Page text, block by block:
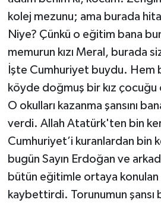
kolej mezunu; ama burada
Niye? Çünkü o eğitim bana
memurun kızı Meral, burada
İşte Cumhuriyet buydu. Hem
köyde doğmuş bir kız
O okulları kazanma şansını
verdi. Allah Atatürk'ten bin
Cumhuriyet’i kuranlardan bin
bugün Sayın Erdoğan ve
bütün eğitimle ortaya konulan
kaybettirdi. Torunumun şansı